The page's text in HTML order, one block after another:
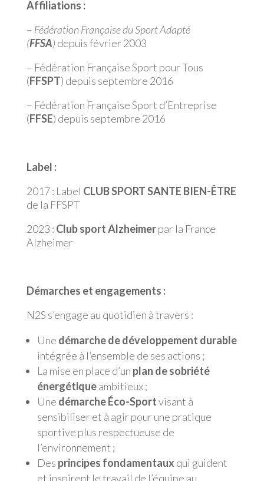
Affiliations :
– Fédération Française du Sport Adapté
(FFSA) depuis février 2003
– Fédération Française Sport pour Tous
(FFSPT) depuis septembre 2016
– Fédération Française Sport d’Entreprise
(FFSE) depuis septembre 2016
Label :
2017 : Label CLUB SPORT SANTE BIEN-ÊTRE
de la FFSPT
2023 : Club sport Alzheimerpar la France
Alzheimer
Démarches et engagements :
N2S s’engage au quotidien à travers :
Une démarche de développement durable
intégrée à l’ensemble de ses actions ;
La mise en place d’un plan de sobriété
énergétiqueambitieux ;
Une démarche Éco-Sportvisant à
sensibiliser et à agir pour une pratique
sportive plus respectueuse de
l’environnement ;
Des principes fondamentaux qui guident
et inspirent le travail de l’équipe au